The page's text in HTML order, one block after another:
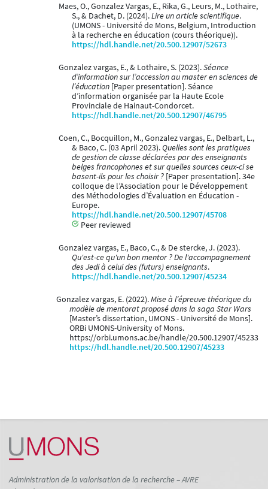
Maes, O., Gonzalez Vargas, E., Rika, G., Leurs, M., Lothaire,
S., & Dachet, D. (2024).Lire un article scientifique.
(UMONS - Université de Mons, Belgium, Introduction
à la recherche en éducation (cours théorique)).
https://hdl.handle.net/20.500.12907/52673
Gonzalez vargas, E., & Lothaire, S. (2023).Séance
d’information sur l’accession au master en sciences de
l’éducation [Paper presentation]. Séance
d’information organisée par la Haute Ecole
Provinciale de Hainaut-Condorcet.
https://hdl.handle.net/20.500.12907/46795
Coen, C., Bocquillon, M., Gonzalez vargas, E., Delbart, L.,
& Baco, C. (03 April 2023).Quelles sont les pratiques
de gestion de classe déclarées par des enseignants
belges francophones et sur quelles sources ceux-ci se
basent-ils pour les choisir ? [Paper presentation]. 34e
colloque de l’Association pour le Développement
des Méthodologies d’Évaluation en Éducation -
Europe.
https://hdl.handle.net/20.500.12907/45708
Peer reviewed
Gonzalez vargas, E., Baco, C., & De stercke, J. (2023).
Qu'est-ce qu'un bon mentor ? De l'accompagnement
des Jedi à celui des (futurs) enseignants.
https://hdl.handle.net/20.500.12907/45234
Gonzalez vargas, E. (2022).Mise à l’épreuve théorique du
modèle de mentorat proposé dans la saga Star Wars
[Master’s dissertation, UMONS - Université de Mons].
ORBi UMONS-University of Mons.
https://orbi.umons.ac.be/handle/20.500.12907/45233
https://hdl.handle.net/20.500.12907/45233
Administration de la valorisation de la recherche – AVRE